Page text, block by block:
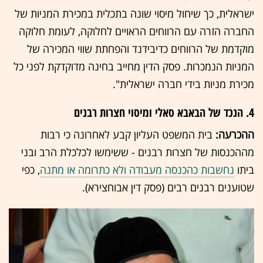
ישראלית, כך שיחול מיסוי שונה בתכלית במכירת המניות של
החברה הזרה עם הרווחים הראויים לחלוקה, לעומת חלוקה
מוקדמת של הרווחים כדיבידנד והפחתת שווי המכירה של
המניות הנמכרות. פסק הדין מחייב בחינה מדוקדקת לפני כל
מכירת מניות בידי חברה ישראלית".
4. הנכד של הבאבא סאלי ומיסוי חצרות רבנים
ההכרעה: בית המשפט העליון קבע לאחרונה כי רבות
מההכנסות של חצרות רבנים - ששימשו לכלכלת הרב ובני
ביתו נחשבות כהכנסה מעבודה ולא כתרומה או מתנה, כפי
שטוענים רבנים רבים (פסק דין אבוחצירא).